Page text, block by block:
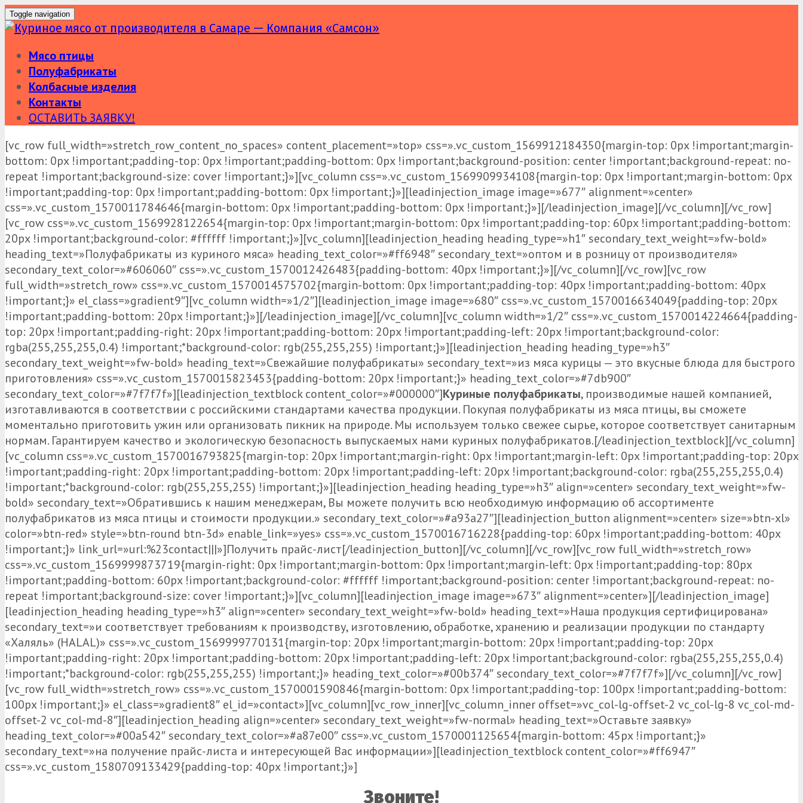
Toggle navigation
Мясо птицы
Полуфабрикаты
Колбасные изделия
Контакты
ОСТАВИТЬ ЗАЯВКУ!
Skip
to
content
[vc_row full_width=»stretch_row_content_no_spaces» content_placement=»top» css=».vc_custom_1569912184350{margin-top: 0px !important;margin-
bottom: 0px !important;padding-top: 0px !important;padding-bottom: 0px !important;background-position: center !important;background-repeat: no-
repeat !important;background-size: cover !important;}»][vc_column css=».vc_custom_1569909934108{margin-top: 0px !important;margin-bottom: 0px
!important;padding-top: 0px !important;padding-bottom: 0px !important;}»][leadinjection_image image=»677″ alignment=»center»
css=».vc_custom_1570011784646{margin-bottom: 0px !important;padding-bottom: 0px !important;}»][/leadinjection_image][/vc_column][/vc_row]
[vc_row css=».vc_custom_1569928122654{margin-top: 0px !important;margin-bottom: 0px !important;padding-top: 60px !important;padding-bottom:
20px !important;background-color: #ffffff !important;}»][vc_column][leadinjection_heading heading_type=»h1″ secondary_text_weight=»fw-bold»
heading_text=»Полуфабрикаты из куриного мяса» heading_text_color=»#ff6948″ secondary_text=»оптом и в розницу от производителя»
secondary_text_color=»#606060″ css=».vc_custom_1570012426483{padding-bottom: 40px !important;}»][/vc_column][/vc_row][vc_row
full_width=»stretch_row» css=».vc_custom_1570014575702{margin-bottom: 0px !important;padding-top: 40px !important;padding-bottom: 40px
!important;}» el_class=»gradient9″][vc_column width=»1/2″][leadinjection_image image=»680″ css=».vc_custom_1570016634049{padding-top: 20px
!important;padding-bottom: 20px !important;}»][/leadinjection_image][/vc_column][vc_column width=»1/2″ css=».vc_custom_1570014224664{padding-
top: 20px !important;padding-right: 20px !important;padding-bottom: 20px !important;padding-left: 20px !important;background-color:
rgba(255,255,255,0.4) !important;*background-color: rgb(255,255,255) !important;}»][leadinjection_heading heading_type=»h3″
secondary_text_weight=»fw-bold» heading_text=»Свежайшие полуфабрикаты» secondary_text=»из мяса курицы — это вкусные блюда для быстрого
приготовления» css=».vc_custom_1570015823453{padding-bottom: 20px !important;}» heading_text_color=»#7db900″
secondary_text_color=»#7f7f7f»][leadinjection_textblock content_color=»#000000″]Куриные полуфабрикаты, производимые нашей компанией,
изготавливаются в соответствии с российскими стандартами качества продукции. Покупая полуфабрикаты из мяса птицы, вы сможете
моментально приготовить ужин или организовать пикник на природе. Мы используем только свежее сырье, которое соответствует санитарным
нормам. Гарантируем качество и экологическую безопасность выпускаемых нами куриных полуфабрикатов.[/leadinjection_textblock][/vc_column]
[vc_column css=».vc_custom_1570016793825{margin-top: 20px !important;margin-right: 0px !important;margin-left: 0px !important;padding-top: 20px
!important;padding-right: 20px !important;padding-bottom: 20px !important;padding-left: 20px !important;background-color: rgba(255,255,255,0.4)
!important;*background-color: rgb(255,255,255) !important;}»][leadinjection_heading heading_type=»h3″ align=»center» secondary_text_weight=»fw-
bold» secondary_text=»Обратившись к нашим менеджерам, Вы можете получить всю необходимую информацию об ассортименте
полуфабрикатов из мяса птицы и стоимости продукции.» secondary_text_color=»#a93a27″][leadinjection_button alignment=»center» size=»btn-xl»
color=»btn-red» style=»btn-round btn-3d» enable_link=»yes» css=».vc_custom_1570016716228{padding-top: 60px !important;padding-bottom: 40px
!important;}» link_url=»url:%23contact|||»]Получить прайс-лист[/leadinjection_button][/vc_column][/vc_row][vc_row full_width=»stretch_row»
css=».vc_custom_1569999873719{margin-right: 0px !important;margin-bottom: 0px !important;margin-left: 0px !important;padding-top: 80px
!important;padding-bottom: 60px !important;background-color: #ffffff !important;background-position: center !important;background-repeat: no-
repeat !important;background-size: cover !important;}»][vc_column][leadinjection_image image=»673″ alignment=»center»][/leadinjection_image]
[leadinjection_heading heading_type=»h3″ align=»center» secondary_text_weight=»fw-bold» heading_text=»Наша продукция сертифицирована»
secondary_text=»и соответствует требованиям к производству, изготовлению, обработке, хранению и реализации продукции по стандарту
«Халяль» (HALAL)» css=».vc_custom_1569999770131{margin-top: 20px !important;margin-bottom: 20px !important;padding-top: 20px
!important;padding-right: 20px !important;padding-bottom: 20px !important;padding-left: 20px !important;background-color: rgba(255,255,255,0.4)
!important;*background-color: rgb(255,255,255) !important;}» heading_text_color=»#00b374″ secondary_text_color=»#7f7f7f»][/vc_column][/vc_row]
[vc_row full_width=»stretch_row» css=».vc_custom_1570001590846{margin-bottom: 0px !important;padding-top: 100px !important;padding-bottom:
100px !important;}» el_class=»gradient8″ el_id=»contact»][vc_column][vc_row_inner][vc_column_inner offset=»vc_col-lg-offset-2 vc_col-lg-8 vc_col-md-
offset-2 vc_col-md-8″][leadinjection_heading align=»center» secondary_text_weight=»fw-normal» heading_text=»Оставьте заявку»
heading_text_color=»#00a542″ secondary_text_color=»#a87e00″ css=».vc_custom_1570001125654{margin-bottom: 45px !important;}»
secondary_text=»на получение прайс-листа и интересующей Вас информации»][leadinjection_textblock content_color=»#ff6947″
css=».vc_custom_1580709133429{padding-top: 40px !important;}»]
Звоните!